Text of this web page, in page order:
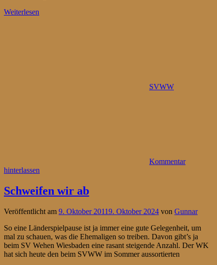
Weiterlesen
SVWW
Kommentar
hinterlassen
Schweifen wir ab
Veröffentlicht am 9. Oktober 20119. Oktober 2024 von Gunnar
So eine Länderspielpause ist ja immer eine gute Gelegenheit, um
mal zu schauen, was die Ehemaligen so treiben. Davon gibt’s ja
beim SV Wehen Wiesbaden eine rasant steigende Anzahl. Der WK
hat sich heute den beim SVWW im Sommer aussortierten